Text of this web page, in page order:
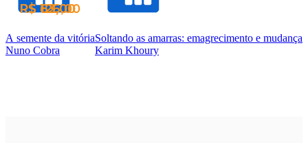
A semente da vitória
Nuno Cobra
R$ 126,00
Soltando as amarras: emagrecimento e mudança
Karim Khoury
R$ 62,00
R$ 83,00